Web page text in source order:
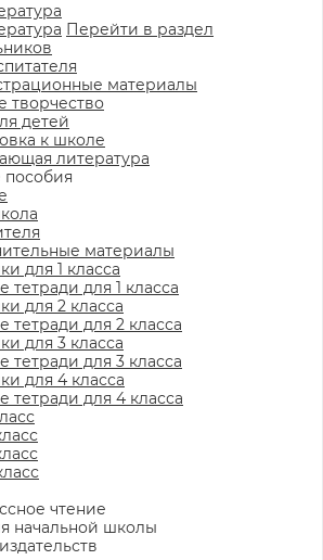
Перейти в раздел
материалы
творчество
детей
к школе
литература
материалы
для 1 класса
тетради для 1 класса
для 2 класса
тетради для 2 класса
для 3 класса
тетради для 3 класса
для 4 класса
тетради для 4 класса
чтение
начальной школы